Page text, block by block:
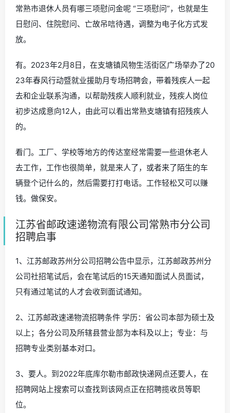
常熟市退休人员有哪三项慰问金呢 “三项慰问”，也就是生
日慰问、住院慰问、亡故吊唁待遇，调整为电子化方式发
放。
有。2023年2月8日，在支塘镇风物生活街区广场举办了20
23年春风行动暨就业援助月专场招聘会，带着残疾人一起
去和企业联系沟通，以帮助残疾人顺利就业，残疾人岗位
初步达成意向12人，由此可以看出常熟支塘镇有招残疾人
的。
看门。工厂、学校等地方的传达室经常需要一些退休老人
去工作，工作也很简单，就是来人了，或者来了陌生的车
辆登个记什么的，然后需要打打电话。工作轻松又可以赚
钱。做保安。
江苏省邮政速递物流有限公司常熟市分公司
招聘启事
1、江苏邮政苏州分公司招聘公告中显示，江苏邮政苏州分
公司社招笔试后，会在笔试后的15天通知面试人员面试，
只有通过笔试的人才会收到面试通知。
2、江苏邮政速递物流招聘条件 学历：省公司本部为硕士及
以上；各分公司及所辖县营业部为本科及以上；专业：与
招聘专业类别基本对口。
3、要人。到2022年底库尔勒市邮政快递网点还要人，在
招聘网站上搜索可以查找到该网点正在招聘揽收员等职
位。